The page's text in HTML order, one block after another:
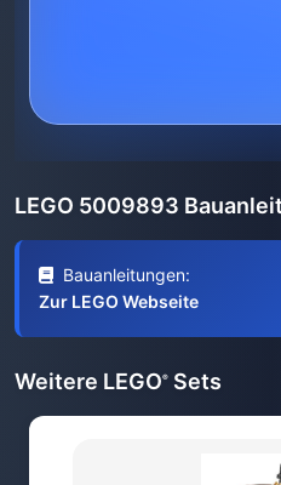
LEGO 5009893
Bauanleitungen:
Zur LEGO Webseite
Weitere LEGO® Sets